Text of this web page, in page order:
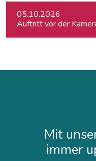
05.10.2026
Auftritt vor der
Mit
immer